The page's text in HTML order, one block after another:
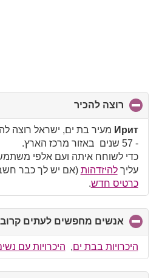
רוצה להכיר
to
collapse
contents
Ирит
- 57 שנים באזור מרכז הארץ.
כדי לשוחח איתה ועם אלפי
עליךלהיזדהות (אם יש לך כבר
כרטיס חדש.
אנשים מחפשים לעתים
היכרויות בבת ים, היכרויות עם